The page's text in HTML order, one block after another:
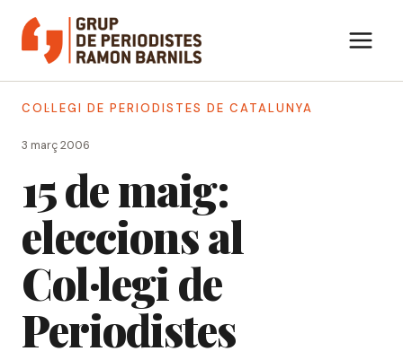
contingut
COL·LEGI DE PERIODISTES DE CATALUNYA
3 març 2006
15 de maig:
eleccions al
Col·legi de
Periodistes